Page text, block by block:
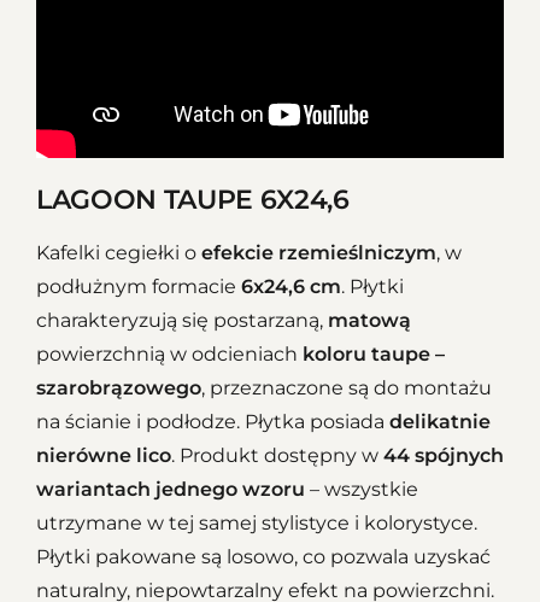
LAGOON TAUPE 6X24,6
Kafelki cegiełki o efekcie rzemieślniczym, w
podłużnym formacie 6x24,6 cm. Płytki
charakteryzują się postarzaną, matową
powierzchnią w odcieniach koloru taupe –
szarobrązowego, przeznaczone są do montażu
na ścianie i podłodze. Płytka posiada delikatnie
nierówne lico. Produkt dostępny w 44 spójnych
wariantach jednego wzoru – wszystkie
utrzymane w tej samej stylistyce i kolorystyce.
Płytki pakowane są losowo, co pozwala uzyskać
naturalny, niepowtarzalny efekt na powierzchni.